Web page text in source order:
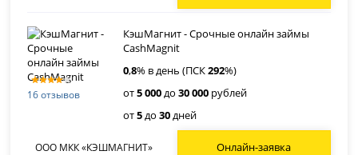
16 отзывов
КэшМагнит - Срочные онлайн займы
CashMagnit
0,8% в день (ПСК292%)
от5 000до30 000 рублей
от5до30дней
ООО МКК «КЭШМАГНИТ» Онлайн-заявка